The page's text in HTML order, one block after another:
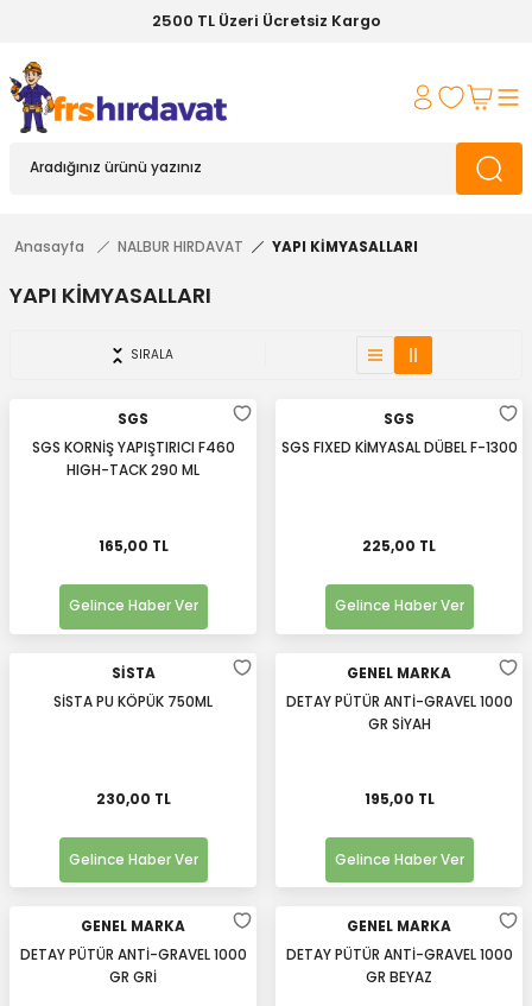
2500 TL Üzeri Ücretsiz Kargo
Anasayfa NALBUR HIRDAVAT YAPI KİMYASALLARI
YAPI KİMYASALLARI
SIRALA
SGS
SGS KORNİŞ YAPIŞTIRICI F460
HIGH-TACK 290 ML
165,00 TL
Gelince Haber Ver
SGS
SGS FIXED KİMYASAL DÜBEL F-1300
225,00 TL
Gelince Haber Ver
SİSTA
SİSTA PU KÖPÜK 750ML
230,00 TL
Gelince Haber Ver
GENEL MARKA
DETAY PÜTÜR ANTİ-GRAVEL 1000
GR SİYAH
195,00 TL
Gelince Haber Ver
GENEL MARKA
DETAY PÜTÜR ANTİ-GRAVEL 1000
GR GRİ
GENEL MARKA
DETAY PÜTÜR ANTİ-GRAVEL 1000
GR BEYAZ